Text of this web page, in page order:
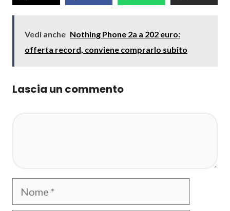
Vedi anche Nothing Phone 2a a 202 euro:
offerta record, conviene comprarlo subito
Lascia un commento